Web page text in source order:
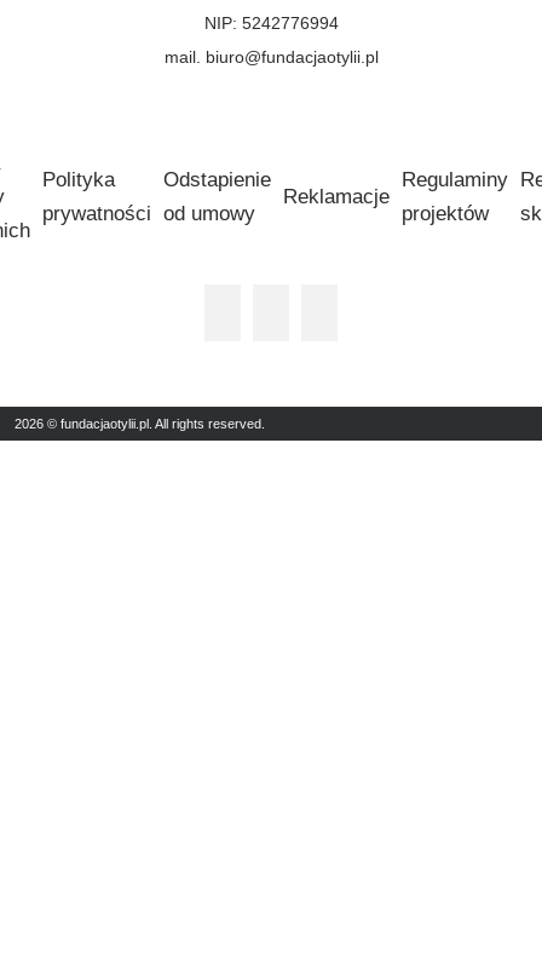
NIP: 5242776994
mail. biuro@fundacjaotylii.pl
Polityka
prywatności
Odstapienie
od umowy
Reklamacje
Regulaminy
projektów
2026 © fundacjaotylii.pl. All rights reserved.